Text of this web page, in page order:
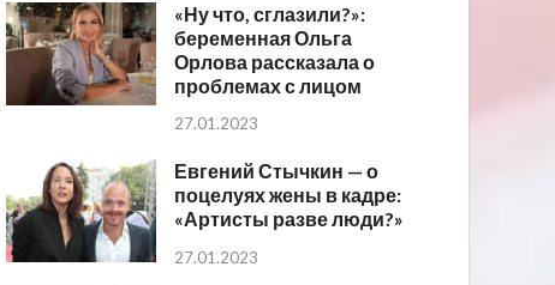
«Ну что, сглазили?»:
беременная Ольга
Орлова рассказала о
проблемах с лицом
27.01.2023
Евгений Стычкин — о
поцелуях жены в кадре:
«Артисты разве люди?»
27.01.2023